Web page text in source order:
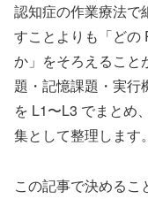
認知症の作業療法で
すことよりも「どの
か」をそろえること
題・記憶課題・実行
を L1〜L3 でまとめ
集として整理します。
この記事で決める